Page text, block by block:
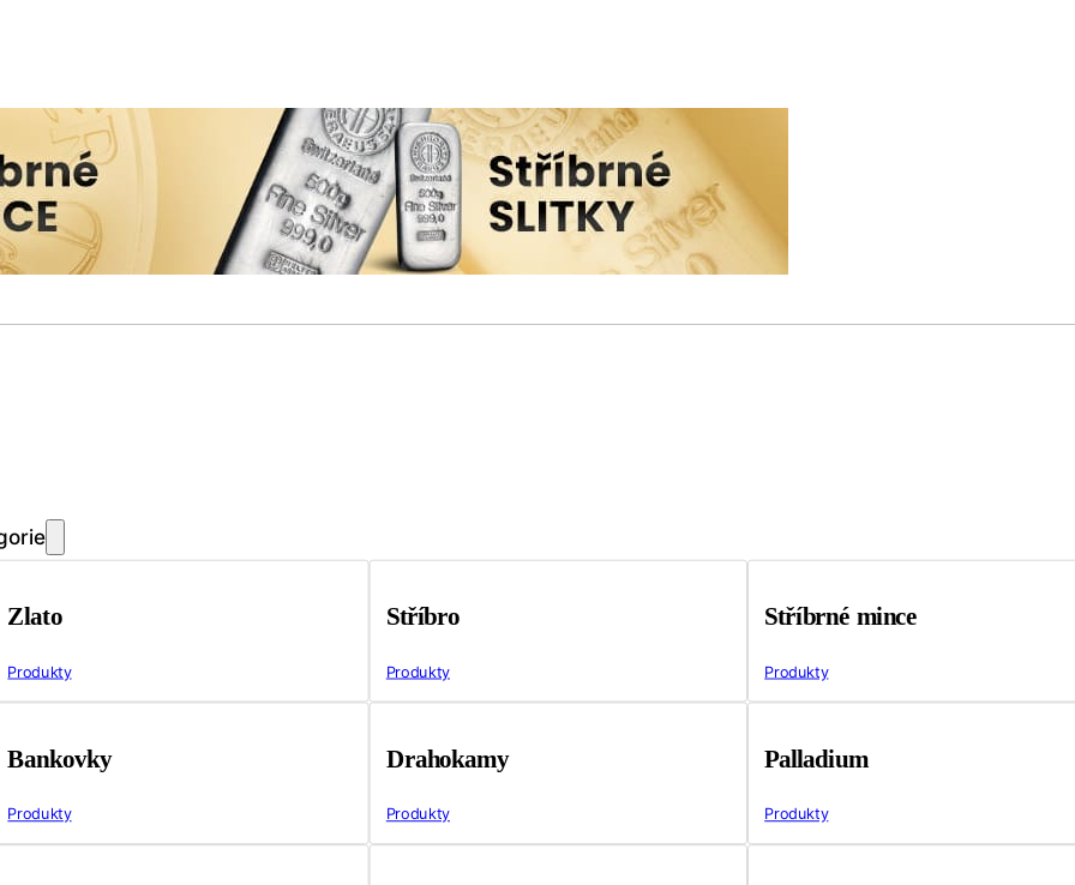
Zlato
Produkty
Stříbro
Produkty
Stříbrné mince
Produkty
Bankovky
Produkty
Drahokamy
Produkty
Palladium
Produkty